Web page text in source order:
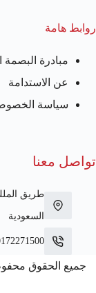
روابط هامة
مبادرة البصمة
عن الاستدامة
سياسة
تواصل معنا
طريق الملك
السعودية
جميع الحقوق